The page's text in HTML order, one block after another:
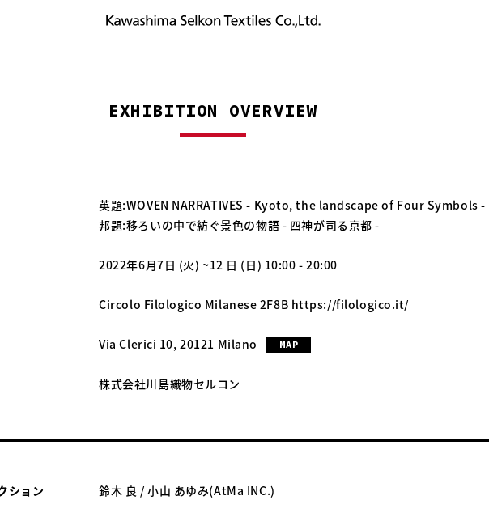
EXHIBITION OVERVIEW
英題:WOVEN NARRATIVES - Kyoto, the landscape of Four Symbols -
邦題:移ろいの中で紡ぐ景色の物語 - 四神が司る京都 -
2022年6月7日 (火) ~12 日 (日) 10:00 - 20:00
Circolo Filologico Milanese 2F8B https://filologico.it/
Via Clerici 10, 20121 Milano MAP
株式会社川島織物セルコン
ション 鈴木 良 / 小山 あゆみ(AtMa INC.)